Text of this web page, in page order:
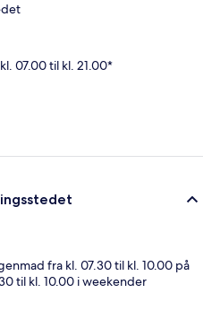
07.00 til kl. 21.00*
fra kl. 07.30 til kl. 10.00 på
til kl. 10.00 i weekender